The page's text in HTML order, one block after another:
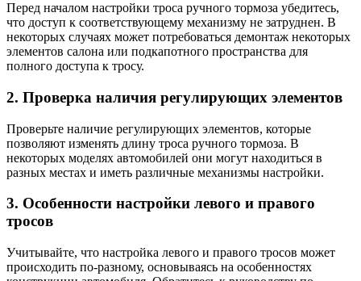
Перед началом настройки троса ручного тормоза убедитесь,
что доступ к соответствующему механизму не затруднен. В
некоторых случаях может потребоваться демонтаж некоторых
элементов салона или подкапотного пространства для
полного доступа к тросу.
2. Проверка наличия регулирующих элементов
Проверьте наличие регулирующих элементов, которые
позволяют изменять длину троса ручного тормоза. В
некоторых моделях автомобилей они могут находиться в
разных местах и иметь различные механизмы настройки.
3. Особенности настройки левого и правого
тросов
Учитывайте, что настройка левого и правого тросов может
происходить по-разному, основываясь на особенностях